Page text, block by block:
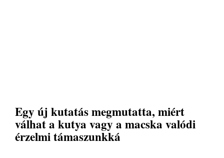
Egy új kutatás megmutatta, miért
válhat a kutya vagy a macska valódi
érzelmi támaszunkká